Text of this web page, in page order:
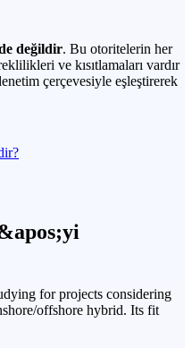
değildir. Bu otoritelerin her
ve kısıtlamaları vardır
çerçevesiyle eşleştirerek
for projects considering
offshore hybrid. Its fit